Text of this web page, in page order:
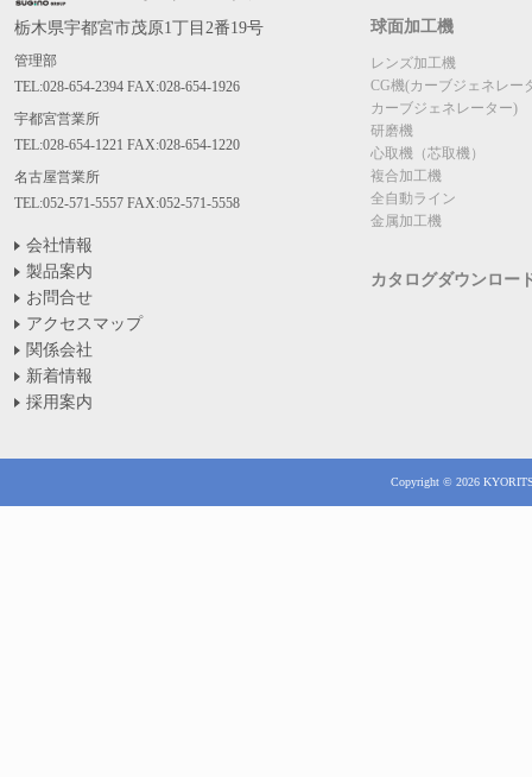
栃木県宇都宮市茂原1丁目2番19号
管理部
TEL:028-654-2394 FAX:028-654-1926
宇都宮営業所
TEL:028-654-1221 FAX:028-654-1220
名古屋営業所
TEL:052-571-5557 FAX:052-571-5558
会社情報
製品案内
お問合せ
アクセスマップ
関係会社
新着情報
採用案内
球面加工機
レンズ加工機
CG機(カーブジェネレー
カーブジェネレーター)
研磨機
心取機（芯取機）
複合加工機
全自動ライン
金属加工機
カタログダウンロー
Copyright © 2026